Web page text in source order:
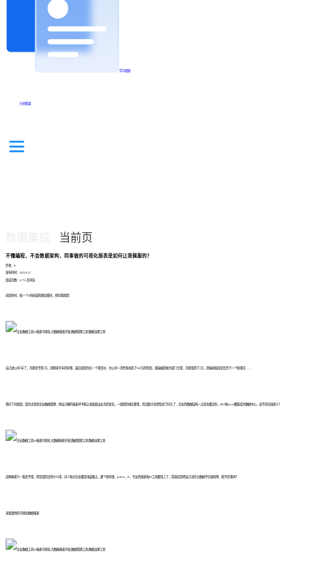
学习视频
分享集锦
当前页
不懂编程，不会数据架构，同事做的可视化报表是如何让我佩服的？
作者：fr
发布时间：2023.8.22
阅读次数：4,774 次浏览
前段时间，和一个IT科技部的朋友聊天，他向我抱怨：
自己进公司3年了，月薪还不到1万，而刚来半年的同事，最近却因为在一个项目中，为公司一次性多创造了500万的利润，直接被提拔为部门主管，月薪涨到了2万，还被老板指定负责下一个新项目……
我问了问原因，因为涉及到企业数据管理，他自己做的报表并不能让老板看出业务的变化，一团团的堆在那里，而且数字化转型说了好久了，企业的数据结构一点变化都没有，ERP和Excel都能成为数据中心，这不是在搞笑么？
这种报表乍一看还不错，但是真的没有什么用，对人和对企业都是浅尝辄止。那个新同事，python，R，专业的报表和BI工具都用上了，简直就是把自己当作大数据平台架构师，能不厉害吗？
来看看他的可视化数据报表：